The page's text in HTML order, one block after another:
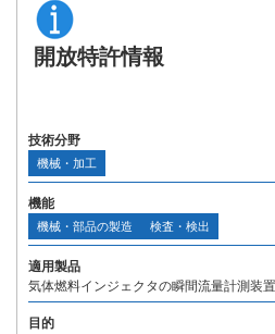
開放特許情報
技術分野
機械・加工
機能
機械・部品の製造 検査・検出
適用製品
気体燃料インジェクタの瞬間流量計測装置
目的